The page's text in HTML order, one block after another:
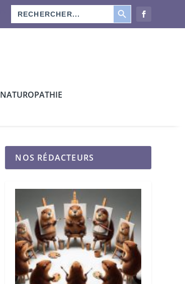
Search
for:
SEARCH BUTTON
NATUROPATHIE
NOS RÉDACTEURS